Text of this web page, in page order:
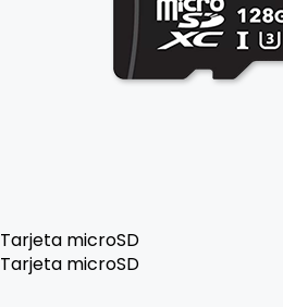
Tarjeta microSD
Tarjeta microSD